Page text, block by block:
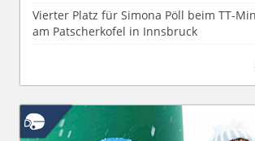
Vierter Platz für Simona Pöll beim TT-
am Patscherkofel in Innsbruck